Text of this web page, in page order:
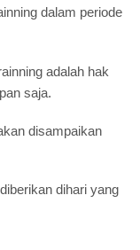
dalam periode
adalah hak
saja.
disampaikan
dihari yang